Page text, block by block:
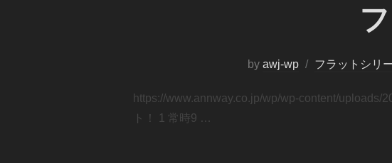
by awj-wp フラットシリ
https://www.annway.co.jp/wp/wp-content/
ト！ 1 常時9 …